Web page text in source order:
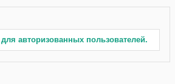
авторизованных пользователей.